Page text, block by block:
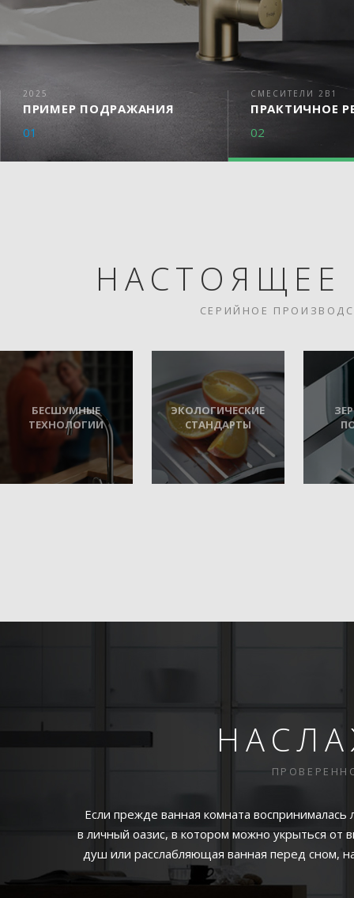
2025
ПРИМЕР ПОДРАЖАНИЯ
01
СМЕСИТЕЛИ 2В1
ПРАКТИЧНОЕ
02
НАСТОЯЩЕЕ
СЕРИЙНОЕ
БЕСШУМНЫЕ
ТЕХНОЛОГИИ
ЭКОЛОГИЧЕСКИЕ
СТАНДАРТЫ
Если прежде ванная комната
в личный оазис, в котором можно укрыться
душ или расслабляющая ванная перед сном,